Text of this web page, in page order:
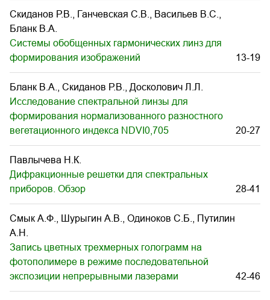
Скиданов Р.В., Ганчевская С.В., Васильев В.С.,
Бланк В.А.
Системы обобщенных гармонических линз для
формирования изображений
13-19
Бланк В.А., Скиданов Р.В., Досколович Л.Л.
Исследование спектральной линзы для
формирования нормализованного разностного
вегетационного индекса NDVI0,705
20-27
Павлычева Н.К.
Дифракционные решетки для спектральных
приборов. Обзор
28-41
Смык А.Ф., Шурыгин А.В., Одиноков С.Б., Путилин
А.Н.
Запись цветных трехмерных голограмм на
фотополимере в режиме последовательной
экспозиции непрерывными лазерами
42-46